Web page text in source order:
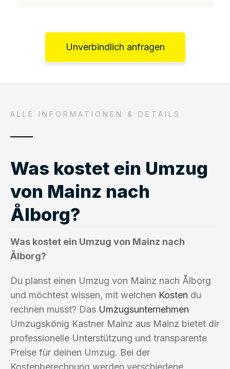
Unverbindlich anfragen
ALLE INFORMATIONEN & DETAILS
Was kostet ein Umzug
von Mainz nach
Ålborg?
Was kostet ein Umzug von Mainz nach
Ålborg?
Du planst einen Umzug von Mainz nach Ålborg
und möchtest wissen, mit welchen Kosten du
rechnen musst? Das Umzugsunternehmen
Umzugskönig Kastner Mainz aus Mainz bietet dir
professionelle Unterstützung und transparente
Preise für deinen Umzug. Bei der
Kostenberechnung werden verschiedene